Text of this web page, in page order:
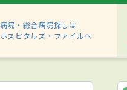
病院・総合病院探しは
ホスピタルズ・ファイルへ